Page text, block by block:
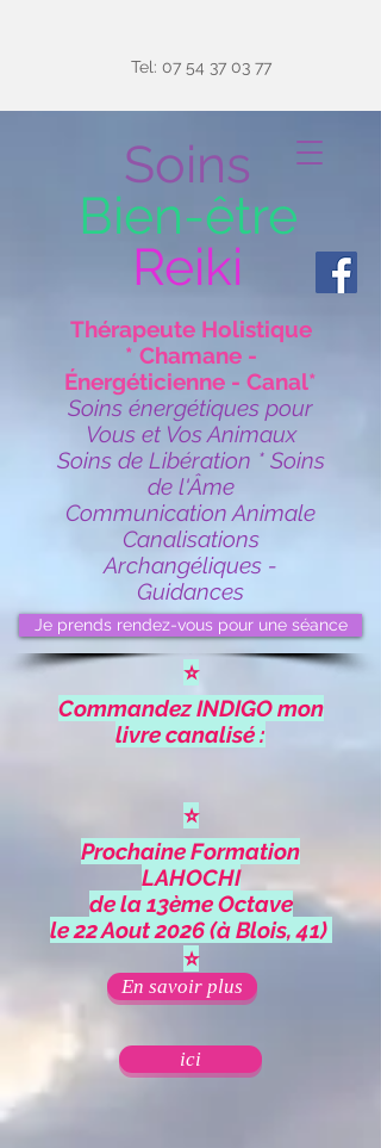
Soins
Bien-être
Reiki
Thérapeute Holistique
* Chamane -
Énergéticienne - Canal*
Soins énergétiques pour
Vous et Vos Animaux
Soins de Libération * Soins
de l'Âme
Communication Animale
Canalisations
Archangéliques -
Guidances
⭐
Commandez INDIGO mon
livre canalisé :
⭐
Prochaine Formation
LAHOCHI
de la 13ème Octave
le 22 Aout 2026 (à Blois, 41)
⭐
Tel: 07 54 37 03 77
Je prends rendez-vous pour une séance
En savoir plus
ici